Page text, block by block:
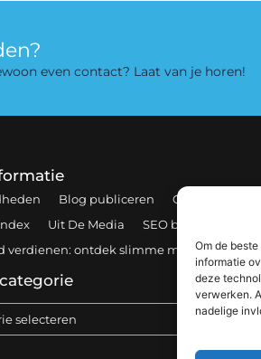
Om de
informatie
deze
verwerken.
nadelige
even contact? Laat van je horen!
Blog publiceren Contact
Uit De Media
SEO backlinks
verdienen: ontdek slimme manieren om